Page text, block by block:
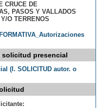
CRUCE DE
PASOS Y VALLADOS
O TERRENOS
solicitud presencial
(I. SOLICITUD autor. o